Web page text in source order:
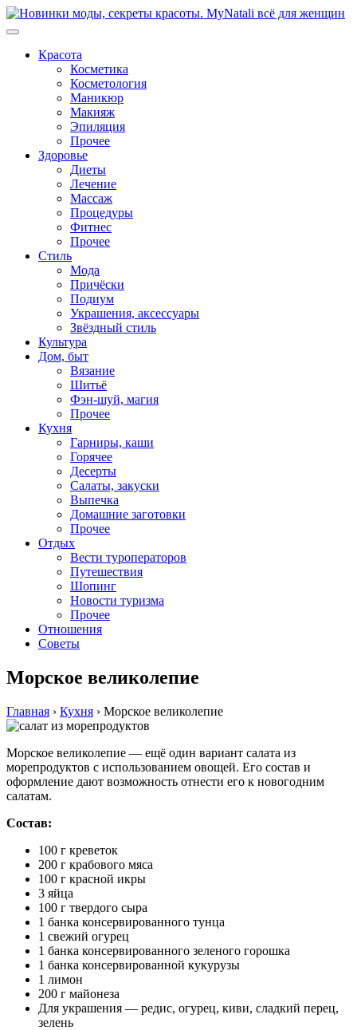
Перейти
к
Красота
Косметика
Косметология
Маникюр
Макияж
Эпиляция
Прочее
Здоровье
Диеты
Лечение
Массаж
Процедуры
Фитнес
Прочее
Стиль
Мода
Причёски
Подиум
Украшения, аксессуары
Звёздный стиль
Культура
Дом, быт
Вязание
Шитьё
Фэн-шуй, магия
Прочее
Кухня
Гарниры, каши
Горячее
Десерты
Салаты, закуски
Выпечка
Домашние заготовки
Прочее
Отдых
Вести туроператоров
Путешествия
Шопинг
Новости туризма
Прочее
Отношения
Советы
Морское великолепие
Главная › Кухня › Морское великолепие
Морское великолепие — ещё один вариант салата из
морепродуктов с использованием овощей. Его состав и
оформление дают возможность отнести его к новогодним
салатам.
Состав:
100 г креветок
200 г крабового мяса
100 г красной икры
3 яйца
100 г твердого сыра
1 банка консервированного тунца
1 свежий огурец
1 банка консервированного зеленого горошка
1 банка консервированной кукурузы
1 лимон
200 г майонеза
Для украшения — редис, огурец, киви, сладкий перец,
зелень